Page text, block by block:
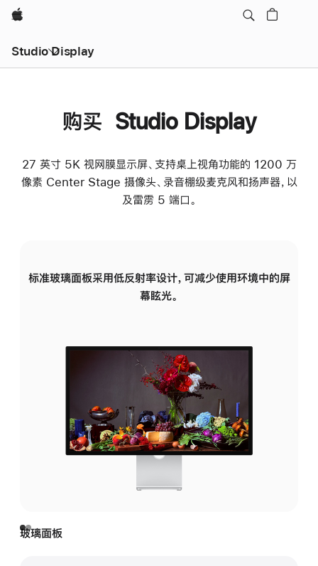
Apple
Studio Display
购买 Studio Display
27 英寸 5K 视网膜显示屏、支持桌上视角功能的 1200 万
像素 Center Stage 摄像头、录音棚级麦克风和扬声器，以
及雷雳 5 端口。
标准玻璃面板采用低反射率设计，可减少使用环境中的屏
幕眩光。
玻璃面板